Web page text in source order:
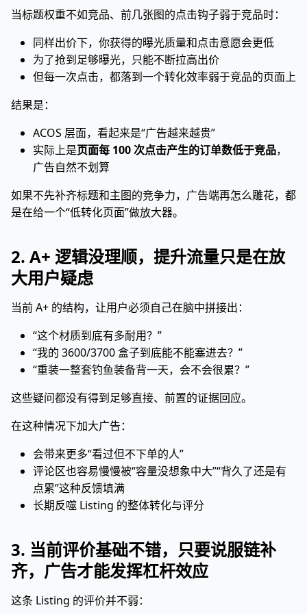
当标题权重不如竞品、前几张图的点击钩子弱于竞品时：
同样出价下，你获得的曝光质量和点击意愿会更低
为了抢到足够曝光，只能不断拉高出价
但每一次点击，都落到一个转化效率弱于竞品的页面上
结果是：
ACOS 层面，看起来是“广告越来越贵”
实际上是页面每 100 次点击产生的订单数低于竞品，
广告自然不划算
如果不先补齐标题和主图的竞争力，广告端再怎么雕花，都
是在给一个“低转化页面”做放大器。
2. A+ 逻辑没理顺，提升流量只是在放
大用户疑虑
当前 A+ 的结构，让用户必须自己在脑中拼接出：
“这个材质到底有多耐用？”
“我的 3600/3700 盒子到底能不能塞进去？”
“重装一整套钓鱼装备背一天，会不会很累？”
这些疑问都没有得到足够直接、前置的证据回应。
在这种情况下加大广告：
会带来更多“看过但不下单的人”
评论区也容易慢慢被“容量没想象中大”“背久了还是有
点累”这种反馈填满
长期反噬 Listing 的整体转化与评分
3. 当前评价基础不错，只要说服链补
齐，广告才能发挥杠杆效应
这条 Listing 的评价并不弱：